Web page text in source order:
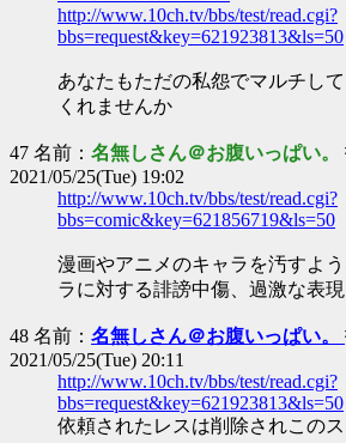
http://www.10ch.tv/bbs/test/read.cgi?
bbs=request&key=621923813&ls=50
あなたもただの私怨でマルチし
くれませんか
47 名前： 名無しさん＠お腹いっぱい。
2021/05/25(Tue) 19:02
http://www.10ch.tv/bbs/test/read.cgi?
bbs=comic&key=621856719&ls=50
漫画やアニメのキャラを汚すよ
ラに対する誹謗中傷、過激な表現
48 名前： 名無しさん＠お腹いっぱい。
2021/05/25(Tue) 20:11
http://www.10ch.tv/bbs/test/read.cgi?
bbs=request&key=621923813&ls=50
依頼されたレスは削除されこの